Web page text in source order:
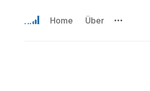
Home Über